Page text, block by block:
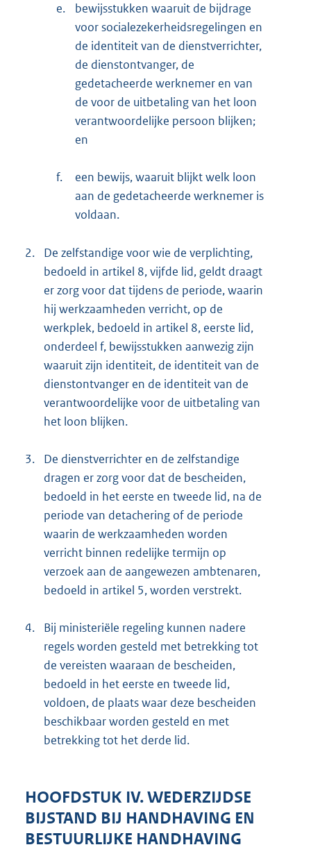
e.
bewijsstukken waaruit de bijdrage
voor socialezekerheidsregelingen en
de identiteit van de dienstverrichter,
de dienstontvanger, de
gedetacheerde werknemer en van
de voor de uitbetaling van het loon
verantwoordelijke persoon blijken;
en
f.
een bewijs, waaruit blijkt welk loon
aan de gedetacheerde werknemer is
voldaan.
2.
De zelfstandige voor wie de verplichting,
bedoeld in artikel 8, vijfde lid, geldt draagt
er zorg voor dat tijdens de periode, waarin
hij werkzaamheden verricht, op de
werkplek, bedoeld in artikel 8, eerste lid,
onderdeel f, bewijsstukken aanwezig zijn
waaruit zijn identiteit, de identiteit van de
dienstontvanger en de identiteit van de
verantwoordelijke voor de uitbetaling van
het loon blijken.
3.
De dienstverrichter en de zelfstandige
dragen er zorg voor dat de bescheiden,
bedoeld in het eerste en tweede lid, na de
periode van detachering of de periode
waarin de werkzaamheden worden
verricht binnen redelijke termijn op
verzoek aan de aangewezen ambtenaren,
bedoeld in artikel 5, worden verstrekt.
4.
Bij ministeriële regeling kunnen nadere
regels worden gesteld met betrekking tot
de vereisten waaraan de bescheiden,
bedoeld in het eerste en tweede lid,
voldoen, de plaats waar deze bescheiden
beschikbaar worden gesteld en met
betrekking tot het derde lid.
HOOFDSTUK IV. WEDERZIJDSE
BIJSTAND BIJ HANDHAVING EN
BESTUURLIJKE HANDHAVING